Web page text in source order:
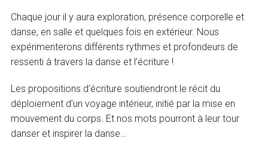
Chaque jour il y aura exploration, présence corporelle et
danse, en salle et quelques fois en extérieur. Nous
expérimenterons différents rythmes et profondeurs de
ressenti à travers la danse et l’écriture !
Les propositions d’écriture soutiendront le récit du
déploiement d’un voyage intérieur, initié par la mise en
mouvement du corps. Et nos mots pourront à leur tour
danser et inspirer la danse…